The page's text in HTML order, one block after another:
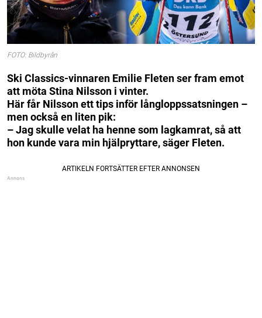
FOTO: Bildbyrån
Ski Classics-vinnaren Emilie Fleten ser fram emot
att möta Stina Nilsson i vinter.
Här får Nilsson ett tips inför långloppssatsningen –
men också en liten pik:
– Jag skulle velat ha henne som lagkamrat, så att
hon kunde vara min hjälpryttare, säger Fleten.